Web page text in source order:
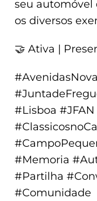
seu automóvel
os diversos
🤝 Ativa |
#Lisboa
#Memoria
#Partilha
#Comunidade